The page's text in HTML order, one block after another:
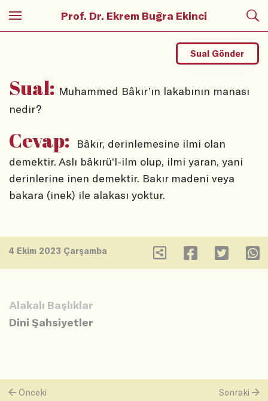
Prof. Dr. Ekrem Buğra Ekinci
Sual: Muhammed Bâkır’ın lakabının manası
nedir?
Sual Gönder
Cevap:
Bâkır, derinlemesine ilmi olan
demektir. Aslı bâkırü’l-ilm olup, ilmi yaran, yani
derinlerine inen demektir. Bakır madeni veya
bakara (inek) ile alakası yoktur.
4 Ekim 2023 Çarşamba
Alakalı Başlıklar
Dini Şahsiyetler
Önceki Sonraki